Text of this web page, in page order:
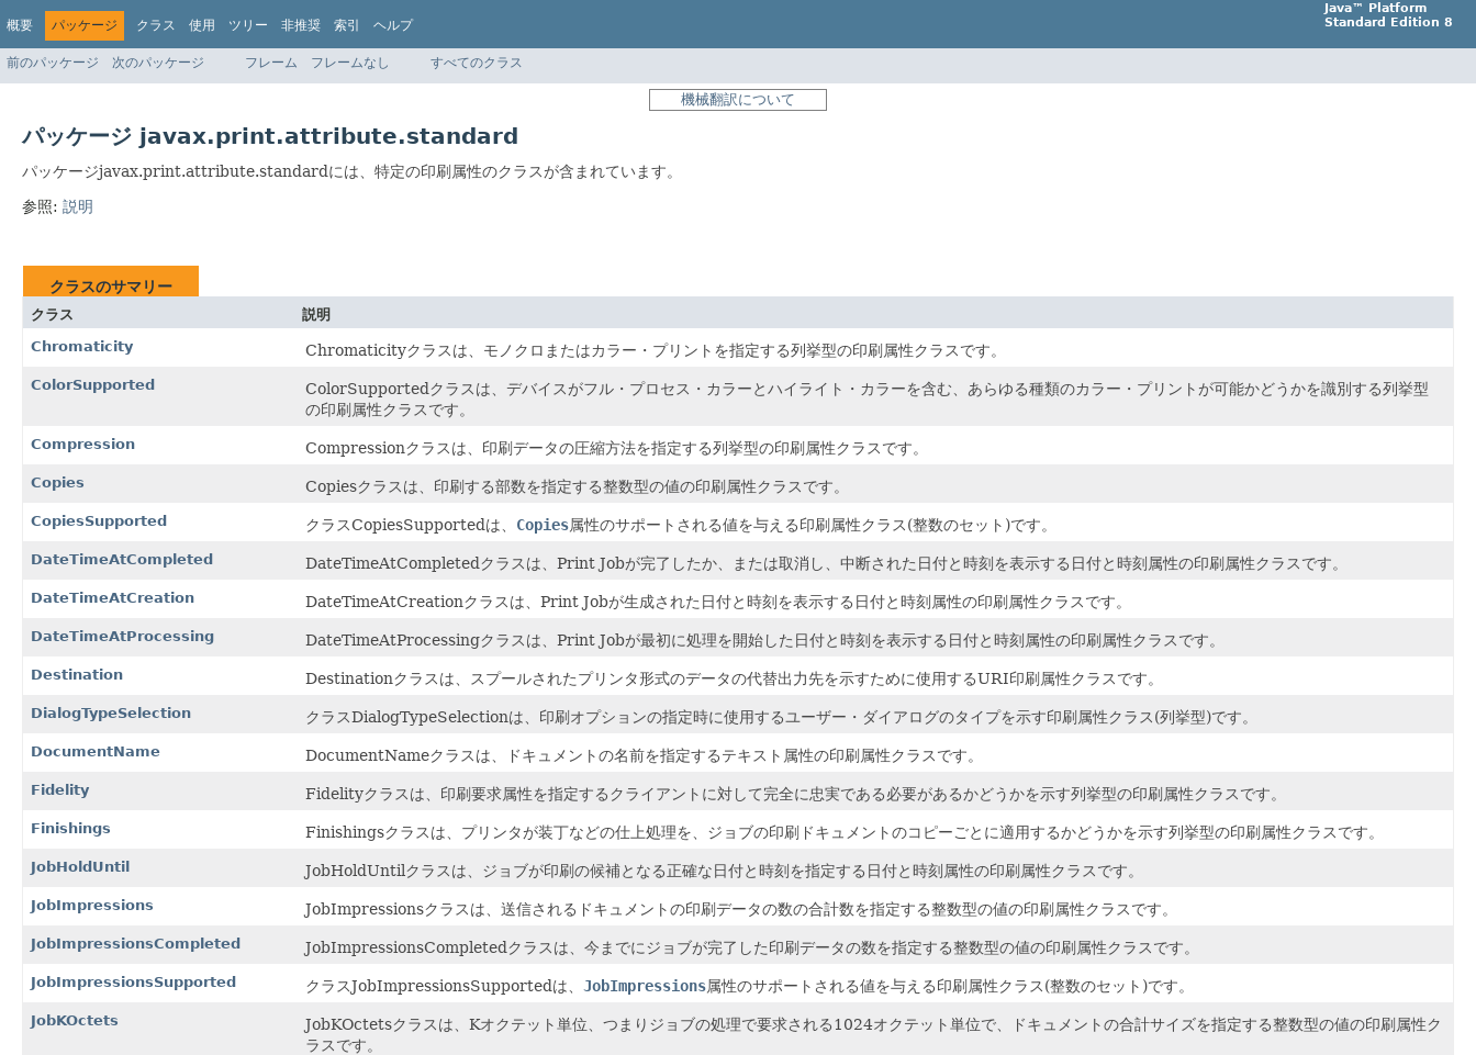
概要 パッケージ クラス 使用 ツリー 非推奨 索引 ヘルプ
Java™ Platform
Standard Edition 8
前のパッケージ 次のパッケージ フレーム フレームなし すべてのクラス
機械翻訳について
パッケージ javax.print.attribute.standard
パッケージjavax.print.attribute.standardには、特定の印刷属性のクラスが含まれています。
参照: 説明
クラスのサマリー
クラス
説明
Chromaticity
Chromaticityクラスは、モノクロまたはカラー・プリントを指定する列挙型の印刷属性クラスです。
ColorSupported
ColorSupportedクラスは、デバイスがフル・プロセス・カラーとハイライト・カラーを含む、あらゆる種類のカラー・プリントが可能かどうかを識別する列挙型
の印刷属性クラスです。
Compression Compressionクラスは、印刷データの圧縮方法を指定する列挙型の印刷属性クラスです。
Copies Copiesクラスは、印刷する部数を指定する整数型の値の印刷属性クラスです。
CopiesSupported クラスCopiesSupportedは、 Copies属性のサポートされる値を与える印刷属性クラス(整数のセット)です。
DateTimeAtCompleted DateTimeAtCompletedクラスは、Print Jobが完了したか、または取消し、中断された日付と時刻を表示する日付と時刻属性の印刷属性クラスです。
DateTimeAtCreation DateTimeAtCreationクラスは、Print Jobが生成された日付と時刻を表示する日付と時刻属性の印刷属性クラスです。
DateTimeAtProcessing DateTimeAtProcessingクラスは、Print Jobが最初に処理を開始した日付と時刻を表示する日付と時刻属性の印刷属性クラスです。
Destination Destinationクラスは、スプールされたプリンタ形式のデータの代替出力先を示すために使用するURI印刷属性クラスです。
DialogTypeSelection クラスDialogTypeSelectionは、印刷オプションの指定時に使用するユーザー・ダイアログのタイプを示す印刷属性クラス(列挙型)です。
DocumentName DocumentNameクラスは、ドキュメントの名前を指定するテキスト属性の印刷属性クラスです。
Fidelity Fidelityクラスは、印刷要求属性を指定するクライアントに対して完全に忠実である必要があるかどうかを示す列挙型の印刷属性クラスです。
Finishings Finishingsクラスは、プリンタが装丁などの仕上処理を、ジョブの印刷ドキュメントのコピーごとに適用するかどうかを示す列挙型の印刷属性クラスです。
JobHoldUntil JobHoldUntilクラスは、ジョブが印刷の候補となる正確な日付と時刻を指定する日付と時刻属性の印刷属性クラスです。
JobImpressions JobImpressionsクラスは、送信されるドキュメントの印刷データの数の合計数を指定する整数型の値の印刷属性クラスです。
JobImpressionsCompleted JobImpressionsCompletedクラスは、今までにジョブが完了した印刷データの数を指定する整数型の値の印刷属性クラスです。
JobImpressionsSupported クラスJobImpressionsSupportedは、 JobImpressions属性のサポートされる値を与える印刷属性クラス(整数のセット)です。
JobKOctets
JobKOctetsクラスは、Kオクテット単位、つまりジョブの処理で要求される1024オクテット単位で、ドキュメントの合計サイズを指定する整数型の値の印刷属性ク
ラスです。